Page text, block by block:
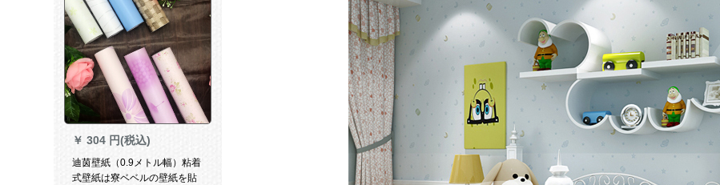
￥ 304 円(税込)
迪茵壁紙（0.9メトル幅）粘着
式壁紙は寮ベベルの壁紙を貼